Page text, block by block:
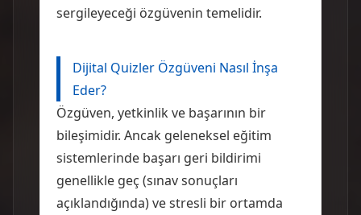
sergileyeceği özgüvenin temelidir.
Dijital Quizler Özgüveni Nasıl İnşa
Eder?
Özgüven, yetkinlik ve başarının bir
bileşimidir. Ancak geleneksel eğitim
sistemlerinde başarı geri bildirimi
genellikle geç (sınav sonuçları
açıklandığında) ve stresli bir ortamda